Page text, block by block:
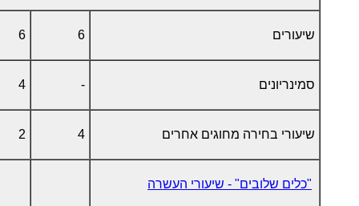
שיעורים 6
6
סמינריונים -
4
שיעורי בחירה מחוגים אחרים 4
2
"כלים שלובים" - שיעורי העשרה